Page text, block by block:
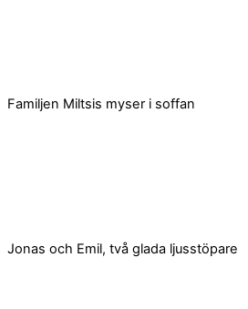
Familjen Miltsis myser i soffan
Jonas och Emil, två glada ljusstöpare